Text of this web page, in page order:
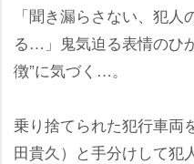
「聞き漏らさない、犯人
る…」鬼気迫る表情のひ
徴”に気づく…。
乗り捨てられた犯行車両
田貴久）と手分けして犯